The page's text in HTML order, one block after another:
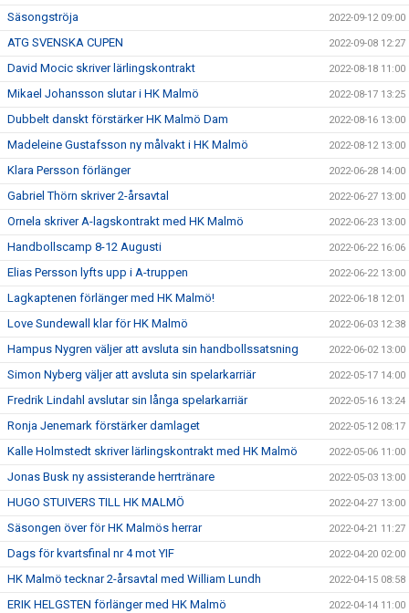
Säsongströja 2022-09-12 09:00
ATG SVENSKA CUPEN 2022-09-08 12:27
David Mocic skriver lärlingskontrakt 2022-08-18 11:00
Mikael Johansson slutar i HK Malmö 2022-08-17 13:25
Dubbelt danskt förstärker HK Malmö Dam 2022-08-16 13:00
Madeleine Gustafsson ny målvakt i HK Malmö 2022-08-12 13:00
Klara Persson förlänger 2022-06-28 14:00
Gabriel Thörn skriver 2-årsavtal 2022-06-27 13:00
Ornela skriver A-lagskontrakt med HK Malmö 2022-06-23 13:00
Handbollscamp 8-12 Augusti 2022-06-22 16:06
Elias Persson lyfts upp i A-truppen 2022-06-22 13:00
Lagkaptenen förlänger med HK Malmö! 2022-06-18 12:01
Love Sundewall klar för HK Malmö 2022-06-03 12:38
Hampus Nygren väljer att avsluta sin handbollssatsning 2022-06-02 13:00
Simon Nyberg väljer att avsluta sin spelarkarriär 2022-05-17 14:00
Fredrik Lindahl avslutar sin långa spelarkarriär 2022-05-16 13:24
Ronja Jenemark förstärker damlaget 2022-05-12 08:17
Kalle Holmstedt skriver lärlingskontrakt med HK Malmö 2022-05-06 11:00
Jonas Busk ny assisterande herrtränare 2022-05-03 13:00
HUGO STUIVERS TILL HK MALMÖ 2022-04-27 13:00
Säsongen över för HK Malmös herrar 2022-04-21 11:27
Dags för kvartsfinal nr 4 mot YIF 2022-04-20 02:00
HK Malmö tecknar 2-årsavtal med William Lundh 2022-04-15 08:58
ERIK HELGSTEN förlänger med HK Malmö 2022-04-14 11:00